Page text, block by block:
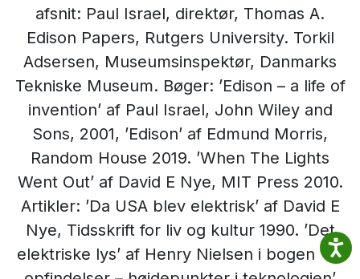
afsnit: Paul Israel, direktør, Thomas A.
Edison Papers, Rutgers University. Torkil
Adsersen, Museumsinspektør, Danmarks
Tekniske Museum. Bøger: ’Edison – a life of
invention’ af Paul Israel, John Wiley and
Sons, 2001, ’Edison’ af Edmund Morris,
Random House 2019. ’When The Lights
Went Out’ af David E Nye, MIT Press 2010.
Artikler: ’Da USA blev elektrisk’ af David E
Nye, Tidsskrift for liv og kultur 1990. ’Det
elektriske lys’ af Henry Nielsen i bogen ’50